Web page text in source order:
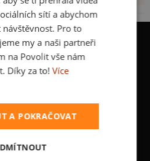
sítí a abychom
Pro to
my a naši partneři
na Povolit vše nám
Díky za to! Více
A POKRAČOVAT